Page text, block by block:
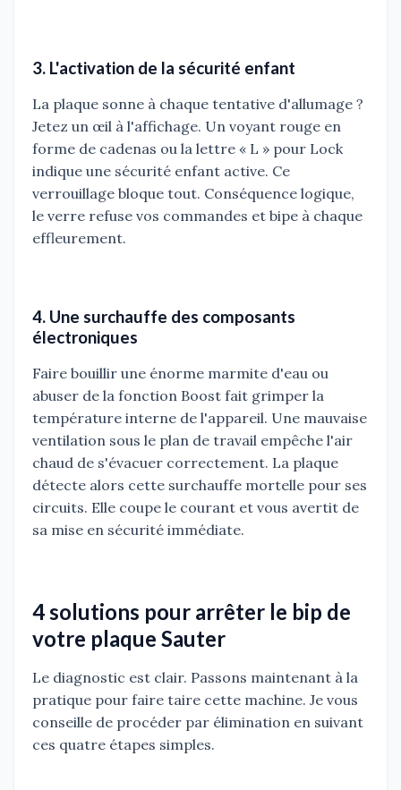
3. L'activation de la sécurité enfant
La plaque sonne à chaque tentative d'allumage ?
Jetez un œil à l'affichage. Un voyant rouge en
forme de cadenas ou la lettre « L » pour Lock
indique une sécurité enfant active. Ce
verrouillage bloque tout. Conséquence logique,
le verre refuse vos commandes et bipe à chaque
effleurement.
4. Une surchauffe des composants
électroniques
Faire bouillir une énorme marmite d'eau ou
abuser de la fonction Boost fait grimper la
température interne de l'appareil. Une mauvaise
ventilation sous le plan de travail empêche l'air
chaud de s'évacuer correctement. La plaque
détecte alors cette surchauffe mortelle pour ses
circuits. Elle coupe le courant et vous avertit de
sa mise en sécurité immédiate.
4 solutions pour arrêter le bip de
votre plaque Sauter
Le diagnostic est clair. Passons maintenant à la
pratique pour faire taire cette machine. Je vous
conseille de procéder par élimination en suivant
ces quatre étapes simples.